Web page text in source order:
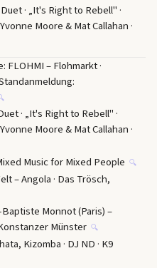
· „It's Right to Rebell" ·
Moore & Mat Callahan ·
FLOHMI – Flohmarkt ·
· „It's Right to Rebell" ·
Moore & Mat Callahan ·
Music for Mixed People 🔍
– Angola · Das Trösch,
Baptiste Monnot (Paris) –
Münster 🔍
Kizomba · DJ ND · K9